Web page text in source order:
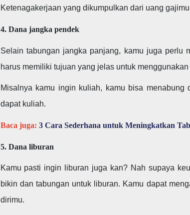
Ketenagakerjaan yang dikumpulkan dari uang
4. Dana jangka pendek
Selain tabungan jangka panjang, kamu juga perlu
harus memiliki tujuan yang jelas untuk
Misalnya kamu ingin kuliah, kamu bisa
dapat kuliah.
Baca juga: 3 Cara Sederhana untuk Meningkatkan
5. Dana liburan
Kamu pasti ingin liburan juga kan? Nah supaya
bikin dan tabungan untuk liburan. Kamu dapat
dirimu.